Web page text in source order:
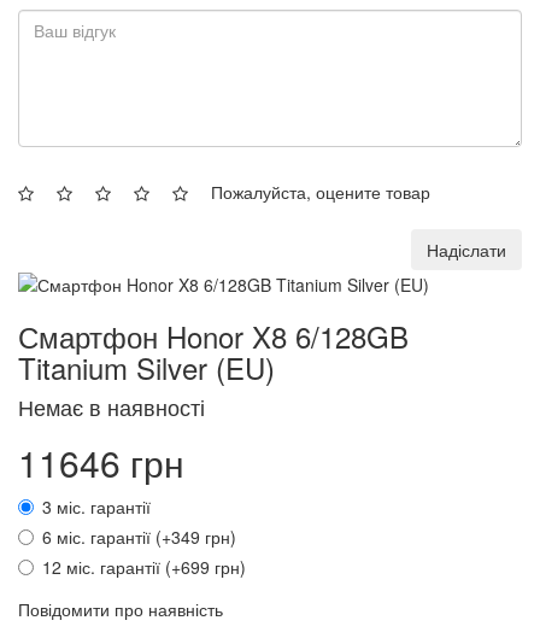
Пожалуйста, оцените товар
Надіслати
Смартфон Honor X8 6/128GB
Titanium Silver (EU)
Немає в наявності
11646 грн
3 міс. гарантії
6 міс. гарантії (+349 грн)
12 міс. гарантії (+699 грн)
Повідомити про наявність